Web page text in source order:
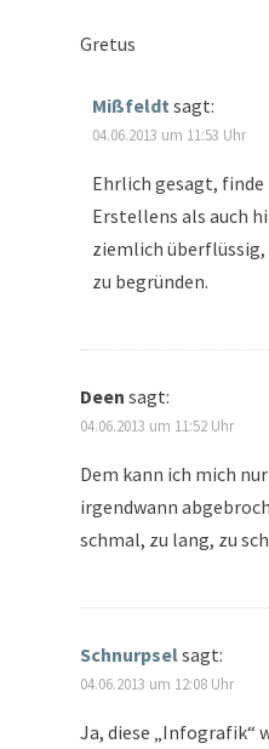
Gretus
Mißfeldt sagt:
04.06.2013 um 11:53 Uhr
Ehrlich gesagt, finde
Erstellens als auch
ziemlich
zu begründen.
Deen sagt:
04.06.2013 um 11:52 Uhr
Dem kann ich mich
irgendwann
schmal, zu lang, zu
Schnurpselsagt:
04.06.2013 um 12:08 Uhr
Ja, diese „Infografik“